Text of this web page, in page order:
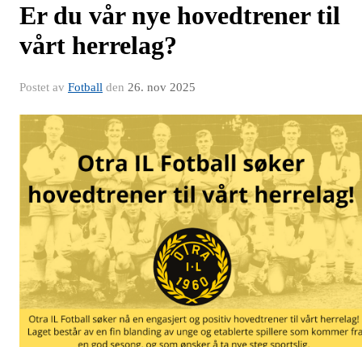
Er du vår nye hovedtrener til
vårt herrelag?
Postet av Fotball den 26. nov 2025